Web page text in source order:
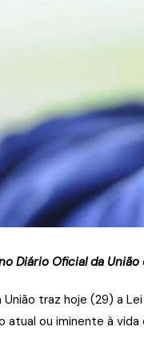
Diário Oficial da
União traz hoje (29) a
atual ou iminente à